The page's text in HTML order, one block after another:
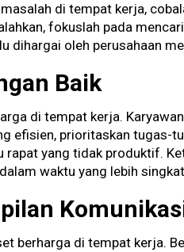
di tempat kerja,
fokuslah pada
dihargai oleh perusahaan
Baik
di tempat kerja.
efisien, prioritaskan tugas-
yang tidak produktif.
waktu yang lebih
berharga di tempat kerja.